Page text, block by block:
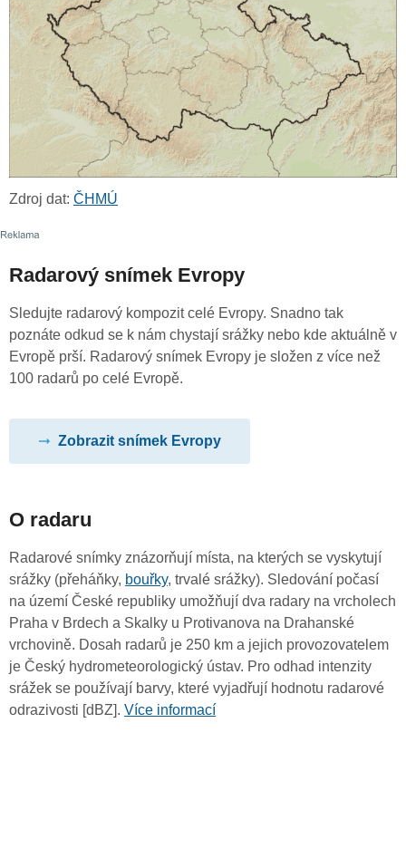
Zdroj dat: ČHMÚ
Radarový snímek Evropy
Sledujte radarový kompozit celé Evropy. Snadno tak
poznáte odkud se k nám chystají srážky nebo kde aktuálně v
Evropě prší. Radarový snímek Evropy je složen z více než
100 radarů po celé Evropě.
Zobrazit snímek Evropy
O radaru
Radarové snímky znázorňují místa, na kterých se vyskytují
srážky (přeháňky, bouřky, trvalé srážky). Sledování počasí
na území České republiky umožňují dva radary na vrcholech
Praha v Brdech a Skalky u Protivanova na Drahanské
vrchovině. Dosah radarů je 250 km a jejich provozovatelem
je Český hydrometeorologický ústav. Pro odhad intenzity
srážek se používají barvy, které vyjadřují hodnotu radarové
odrazivosti [dBZ]. Více informací